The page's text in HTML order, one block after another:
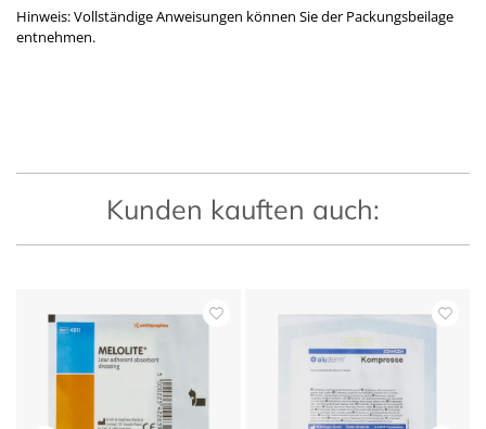
Hinweis: Vollständige Anweisungen können Sie der Packungsbeilage
entnehmen.
Kunden kauften auch: